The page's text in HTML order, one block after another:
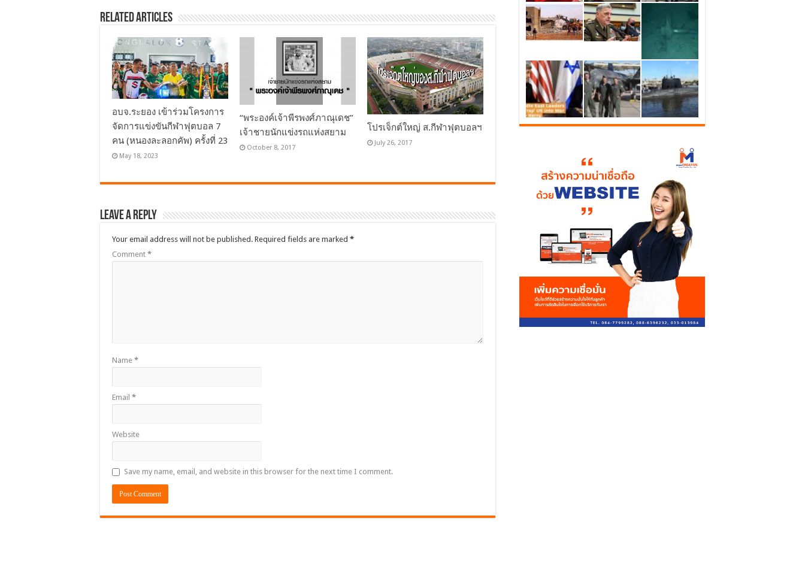
Related Articles
อบจ.ระยอง เข้าร่วมโครงการ
จัดการแข่งขันกีฬาฟุตบอล 7
คน (หนองละลอกคัพ) ครั้งที่ 23
May 18, 2023
“พระองค์เจ้าพีรพงศ์ภาณุเดช”
เจ้าชายนักแข่งรถแห่งสยาม
October 8, 2017
โปรเจ็กต์ใหญ่ ส.กีฬาฟุตบอลฯ
July 26, 2017
Leave a Reply
Your email address will not be published. Required fields are marked *
Comment *
Name *
Email *
Website
Save my name, email, and website in this browser for the next time I comment.